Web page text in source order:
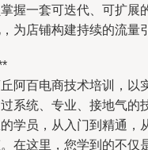
握一套可迭代、可扩展
为店铺构建持续的流量
阿百电商技术培训，以
系统、专业、接地气的
学员，从入门到精通，
在这里，您学到的不仅